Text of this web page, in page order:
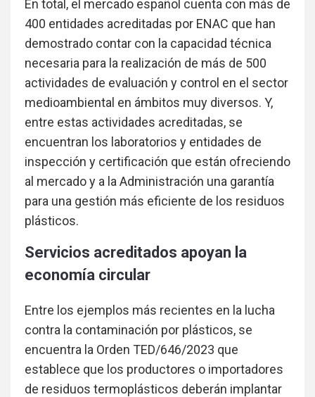
En total, el mercado español cuenta con más de
400 entidades acreditadas por ENAC que han
demostrado contar con la capacidad técnica
necesaria para la realización de más de 500
actividades de evaluación y control en el sector
medioambiental en ámbitos muy diversos. Y,
entre estas actividades acreditadas, se
encuentran los laboratorios y entidades de
inspección y certificación que están ofreciendo
al mercado y a la Administración una garantía
para una gestión más eficiente de los residuos
plásticos.
Servicios acreditados apoyan la
economía circular
Entre los ejemplos más recientes en la lucha
contra la contaminación por plásticos, se
encuentra la Orden TED/646/2023 que
establece que los productores o importadores
de residuos termoplásticos deberán implantar